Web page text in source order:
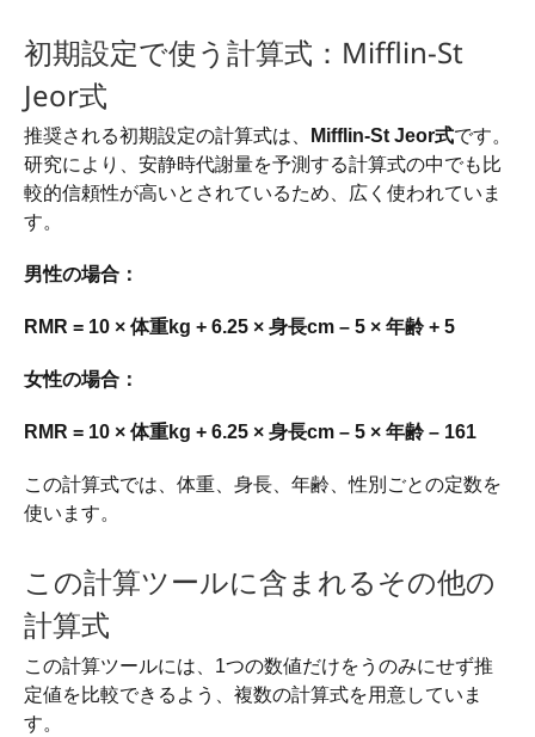
初期設定で使う計算式：Mifflin-St
Jeor式
推奨される初期設定の計算式は、 Mifflin-St Jeor式です。
研究により、安静時代謝量を予測する計算式の中でも比
較的信頼性が高いとされているため、広く使われていま
す。
男性の場合：
RMR = 10 × 体重kg + 6.25 × 身長cm – 5 × 年齢 + 5
女性の場合：
RMR = 10 × 体重kg + 6.25 × 身長cm – 5 × 年齢 – 161
この計算式では、体重、身長、年齢、性別ごとの定数を
使います。
この計算ツールに含まれるその他の
計算式
この計算ツールには、1つの数値だけをうのみにせず推
定値を比較できるよう、複数の計算式を用意していま
す。